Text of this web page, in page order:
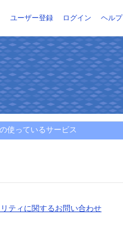
ユーザー登録 ログイン ヘルプ
使っているサービス
ティに関するお問い合わせ